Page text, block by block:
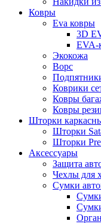
Ковры
Eva ковры
3D
EVA-
Экокожа
Ворс
Коврики
Ковры
Ковры
Шторки
Шторки
Шторки
Аксессуары
Защита
Чехлы для
Сумки